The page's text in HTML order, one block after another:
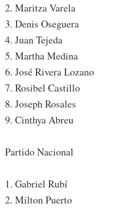
2. Maritza Varela
3. Denis Oseguera
4. Juan Tejeda
5. Martha Medina
6. José Rivera Lozano
7. Rosibel Castillo
8. Joseph Rosales
9. Cinthya Abreu
Partido Nacional
1. Gabriel Rubí
2. Milton Puerto